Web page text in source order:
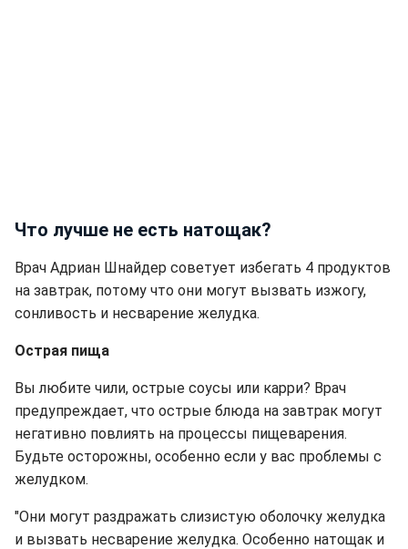
Что лучше не есть натощак?
Врач Адриан Шнайдер советует избегать 4 продуктов
на завтрак, потому что они могут вызвать изжогу,
сонливость и несварение желудка.
Острая пища
Вы любите чили, острые соусы или карри? Врач
предупреждает, что острые блюда на завтрак могут
негативно повлиять на процессы пищеварения.
Будьте осторожны, особенно если у вас проблемы с
желудком.
"Они могут раздражать слизистую оболочку желудка
и вызвать несварение желудка. Особенно натощак и